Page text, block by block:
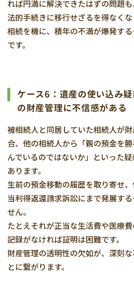
れば円満に解決できたはずの問題
法的手続きに移行せざるを得なくな
相続を機に、積年の不満が爆発す
です。
ケース6：遺産の使い込み
の財産管理に不信感がある
被相続人と同居していた相続人が
合、他の相続人から「親の預金を
んでいるのではないか」といった
あります。
生前の預金移動の履歴を取り寄せ
当利得返還請求訴訟にまで発展す
せん。
たとえそれが正当な生活費や医療費
記録がなければ証明は困難です。
財産管理の透明性の欠如が、深刻
とに繋がります。